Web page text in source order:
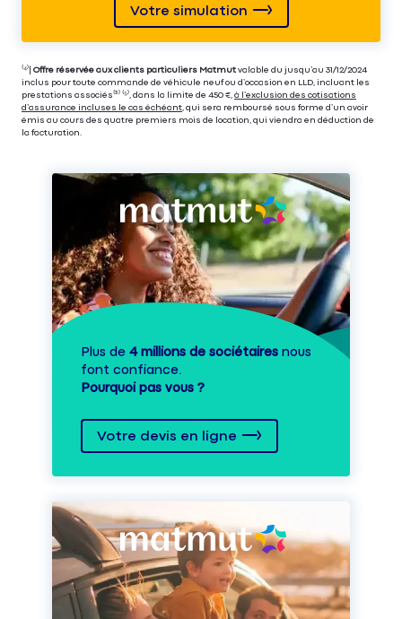
Votre simulation
⁽⁴⁾| Offre réservée aux clients particuliers Matmut valable du jusqu’au 31/12/2024
inclus pour toute commande de véhicule neuf ou d’occasion en LLD, incluant les
prestations associés⁽³⁾ ⁽⁵⁾, dans la limite de 450 €, à l’exclusion des cotisations
d’assurance incluses le cas échéant , qui sera remboursé sous forme d’un avoir
émis au cours des quatre premiers mois de location, qui viendra en déduction de
la facturation.
Plus de 4 millions de sociétaires nous
font confiance.
Pourquoi pas vous ?
Votre devis en ligne